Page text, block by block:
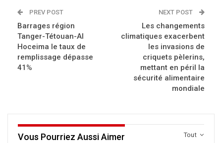
PREV POST
Barrages région
Tanger-Tétouan-Al
Hoceima le taux de
remplissage dépasse
41%
NEXT POST
Les changements
climatiques exacerbent
les invasions de
criquets pèlerins,
mettant en péril la
sécurité alimentaire
mondiale
Tout
Vous Pourriez Aussi Aimer